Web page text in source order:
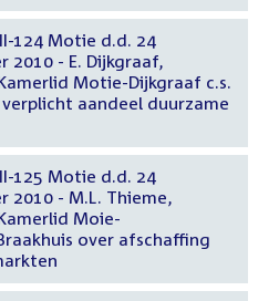
124 Motie d.d. 24
2010 - E. Dijkgraaf,
Motie-Dijkgraaf c.s.
aandeel duurzame
125 Motie d.d. 24
2010 - M.L. Thieme,
Moie-
over afschaffing